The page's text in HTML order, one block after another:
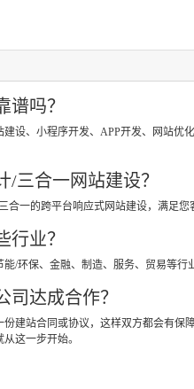
谱吗？
设、小程序开发、APP开发、网站
/三合一网站建设？
合一的跨平台响应式网站建设，满足
行业？
/环保、金融、制造、服务、贸易等
司达成合作？
建站合同或协议，这样双方都会有
这一步开始。